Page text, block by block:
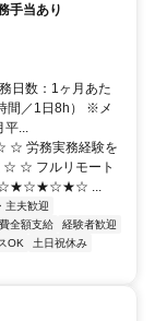
手当あり
日数：1ヶ月あた
間／1日8h） ※メ
平...
務実務経験を
☆ ☆ フルリモート
...
主夫歓迎
全額支給
経験者歓迎
OK
土日祝休み